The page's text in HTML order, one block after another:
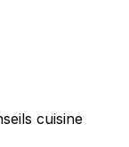
cuisine